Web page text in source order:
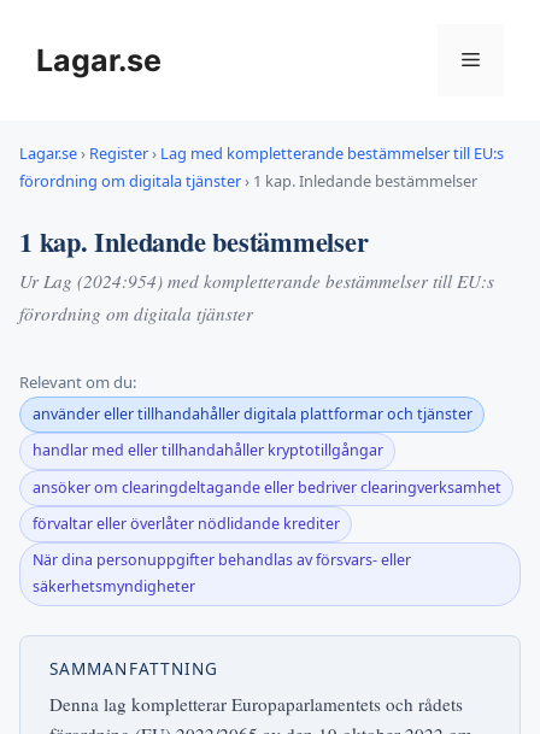
innehållLagar.se Meny
Lagar.se› Register› Lag med kompletterande bestämmelser till EU:s
förordning om digitala tjänster› 1 kap. Inledande bestämmelser
1 kap. Inledande bestämmelser
Ur Lag (2024:954) med kompletterande bestämmelser till EU:s
förordning om digitala tjänster
Relevant om du:
använder eller tillhandahåller digitala plattformar och tjänster
handlar med eller tillhandahåller kryptotillgångar
ansöker om clearingdeltagande eller bedriver clearingverksamhet
förvaltar eller överlåter nödlidande krediter
När dina personuppgifter behandlas av försvars- eller
säkerhetsmyndigheter
SAMMANFATTNING
Denna lag kompletterar Europaparlamentets och rådets